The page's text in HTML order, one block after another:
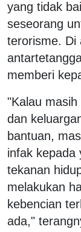
yang tidak
seseorang
terorisme. Di
memberi
"Kalau
dan
bantuan,
infak kepada
tekanan
melakukan
kebencian
ada,"